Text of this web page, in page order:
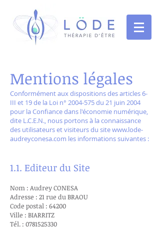
Mentions légales
Conformément aux dispositions des articles 6-
III et 19 de la Loi n° 2004-575du 21 juin 2004
pour la Confiance dans l'économie numérique,
dite L.C.E.N., nous portons à la connaissance
des utilisateurs et visiteurs du sitewww.lode-
audreyconesa.com les informations suivantes :
1.1. Editeur du Site
Nom : Audrey CONESA
Adresse : 21 rue du BRAOU
Code postal : 64200
Ville : BIARRITZ
Tél. : 0781525330